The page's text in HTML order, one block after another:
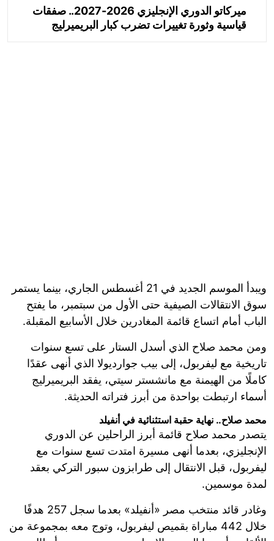
ميركاتو الدوري الإنجليزي 2026-2027.. صفقات
قياسية وثورة تغييرات تضرب كبار البريميرليج
ويبدأ الموسم الجديد في 21 أغسطس الجاري، بينما يستمر
سوق الانتقالات الصيفية حتى الأول من سبتمبر، ما يفتح
الباب أمام اتساع قائمة المغادرين خلال الأسابيع المقبلة.
ومن محمد صلاح الذي أسدل الستار على تسع سنوات
تاريخية مع ليفربول، إلى بيب جوارديولا الذي أنهى عقدًا
كاملًا من الهيمنة مع مانشستر سيتي، يفقد البريميرليج
أسماء ارتبطت بواحدة من أبرز فتراته الحديثة.
محمد صلاح.. نهاية حقبة استثنائية في أنفيلد
يتصدر محمد صلاح قائمة أبرز الراحلين عن الدوري
الإنجليزي، بعدما أنهى مسيرة امتدت تسع سنوات مع
ليفربول، قبل الانتقال إلى طرابزون سبور التركي بعقد
لمدة موسمين.
وغادر قائد منتخب مصر «أنفيلد» بعدما سجل 257 هدفًا
خلال 442 مباراة بقميص ليفربول، وتوج معه بمجموعة من